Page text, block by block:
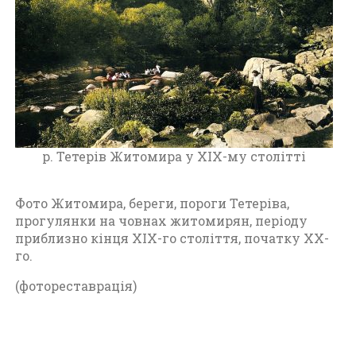
и
т
о
м
и
р
а
п
е
о
д
д
р. Тетерів Житомира у XIX-му столітті
Фото Житомира, береги, пороги Тетеріва,
прогулянки на човнах житомирян, періоду
приблизно кінця XIX-го століття, початку XX-
го.
(фотореставрація)